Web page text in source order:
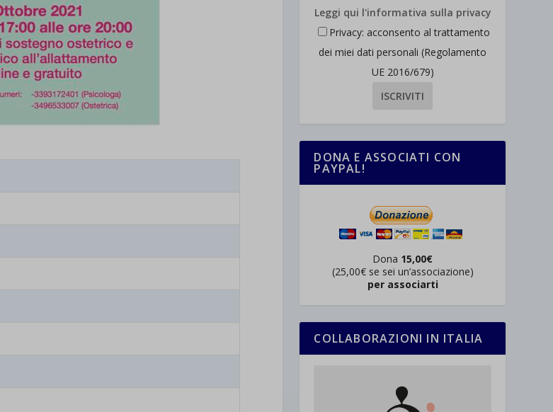
Leggi qui l'informativa sulla privacy
Privacy: acconsento al trattamento
dei miei dati personali (Regolamento
UE 2016/679)
DONA E ASSOCIATI CON
PAYPAL!
Dona 15,00€
(25,00€ se sei un’associazione)
per associarti
COLLABORAZIONI IN ITALIA